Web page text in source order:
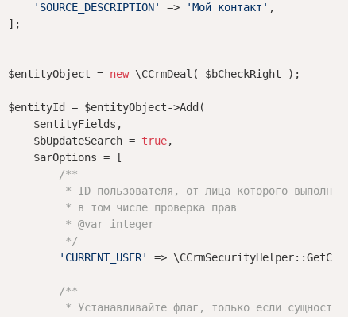
'SOURCE_DESCRIPTION'
=> 'Мой контакт' ,
];
$entityObject = new \CCrmDeal( $bCheckRight );
$entityId = $entityObject->Add(
    $entityFields,
    $bUpdateSearch =
true,
    $arOptions = [
/**
* ID пользователя, от лица которого
         * в том числе проверка прав
         *
@var integer
         */
'CURRENT_USER'
=>
/**
* Устанавливайте флаг, только если сущность